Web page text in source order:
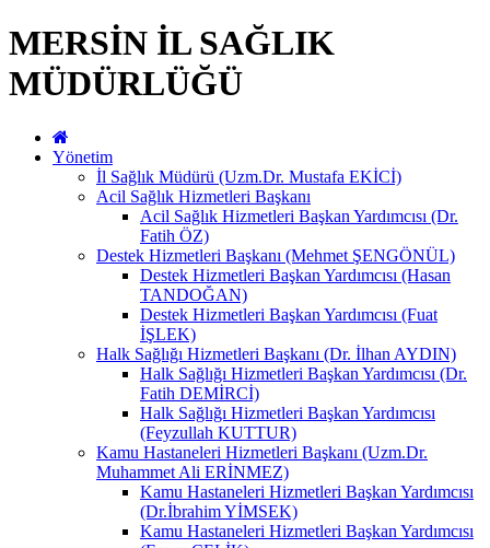
MERSİN İL SAĞLIK
MÜDÜRLÜĞÜ
Yönetim
İl Sağlık Müdürü (Uzm.Dr. Mustafa EKİCİ)
Acil Sağlık Hizmetleri Başkanı
Acil Sağlık Hizmetleri Başkan Yardımcısı (Dr.
Fatih ÖZ)
Destek Hizmetleri Başkanı (Mehmet ŞENGÖNÜL)
Destek Hizmetleri Başkan Yardımcısı (Hasan
TANDOĞAN)
Destek Hizmetleri Başkan Yardımcısı (Fuat
İŞLEK)
Halk Sağlığı Hizmetleri Başkanı (Dr. İlhan AYDIN)
Halk Sağlığı Hizmetleri Başkan Yardımcısı (Dr.
Fatih DEMİRCİ)
Halk Sağlığı Hizmetleri Başkan Yardımcısı
(Feyzullah KUTTUR)
Kamu Hastaneleri Hizmetleri Başkanı (Uzm.Dr.
Muhammet Ali ERİNMEZ)
Kamu Hastaneleri Hizmetleri Başkan Yardımcısı
(Dr.İbrahim YİMSEK)
Kamu Hastaneleri Hizmetleri Başkan Yardımcısı